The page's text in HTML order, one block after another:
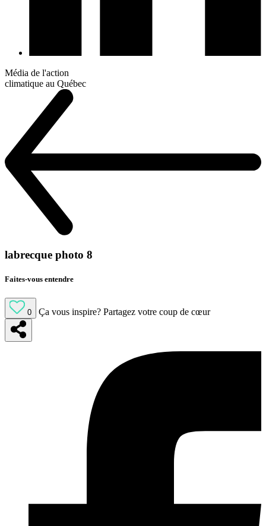
Média de l'action
climatique au Québec
labrecque photo 8
Faites-vous entendre
0 Ça vous inspire? Partagez votre coup de cœur